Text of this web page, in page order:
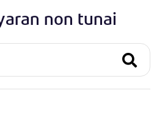
non tunai